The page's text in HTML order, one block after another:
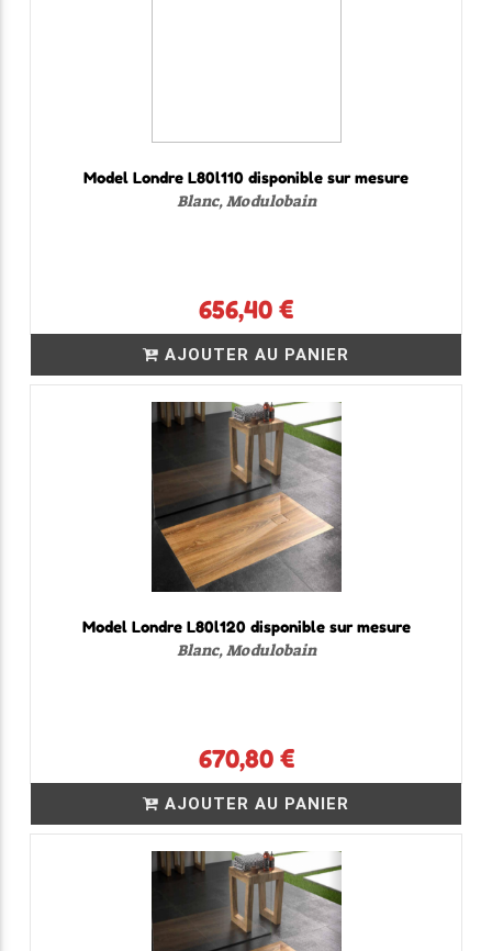
Model Londre L80l110 disponible sur mesure
Blanc, Modulobain
656,40 €
AJOUTER AU PANIER
Model Londre L80l120 disponible sur mesure
Blanc, Modulobain
670,80 €
AJOUTER AU PANIER